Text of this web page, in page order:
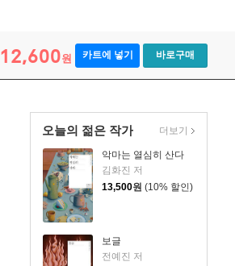
12,600원 카트에 넣기 바로구매
오늘의 젊은 작가
악마는 열심히 산다
김화진 저
13,500원 (10% 할인)
보글
전예진 저
더보기